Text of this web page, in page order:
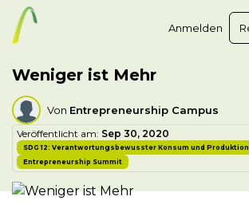
Anmelden
Weniger ist Mehr
Veröffentlicht am: Sep 30, 2020
SDG 12: Verantwortungsbewusster Konsum und Produktion
Entrepreneurship Summit
Von Entrepreneurship Campus